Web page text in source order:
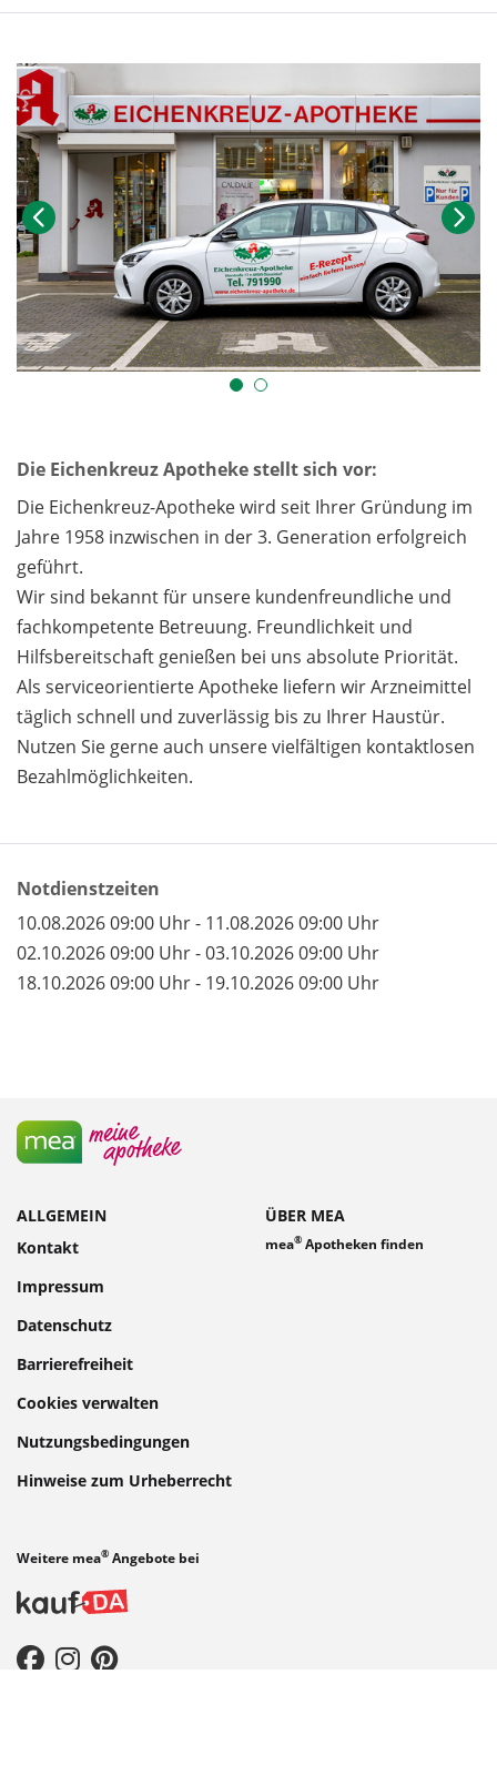
Die Eichenkreuz Apotheke stellt sich vor:
Die Eichenkreuz-Apotheke wird seit Ihrer Gründung im
Jahre 1958 inzwischen in der 3. Generation erfolgreich
geführt.
Wir sind bekannt für unsere kundenfreundliche und
fachkompetente Betreuung. Freundlichkeit und
Hilfsbereitschaft genießen bei uns absolute Priorität.
Als serviceorientierte Apotheke liefern wir Arzneimittel
täglich schnell und zuverlässig bis zu Ihrer Haustür.
Nutzen Sie gerne auch unsere vielfältigen kontaktlosen
Bezahlmöglichkeiten.
Notdienstzeiten
10.08.2026 09:00 Uhr - 11.08.2026 09:00 Uhr
02.10.2026 09:00 Uhr - 03.10.2026 09:00 Uhr
18.10.2026 09:00 Uhr - 19.10.2026 09:00 Uhr
ALLGEMEIN
Kontakt
Impressum
Datenschutz
Barrierefreiheit
Cookies verwalten
Nutzungsbedingungen
Hinweise zum Urheberrecht
ÜBER MEA
mea® Apotheken finden
Weitere mea® Angebote bei